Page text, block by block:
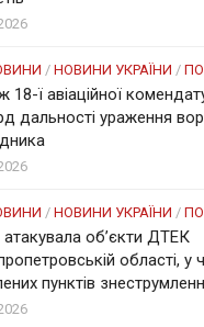
/ НОВИНИ УКРАЇНИ /
18-ї авіаційної
дальності ураження
/ НОВИНИ УКРАЇНИ /
атакувала об’єкти ДТЕК
області, у
пунктів